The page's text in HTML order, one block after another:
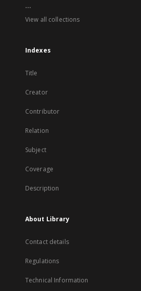
...
View all collections
Indexes
Title
Creator
Contributor
Relation
Subject
Coverage
Description
About Library
Contact details
Regulations
Technical Information